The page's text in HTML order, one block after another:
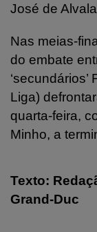
José de
Nas meias-
do embate
Liga)
quarta-feira,
Minho, a
Texto:
Grand-Duc